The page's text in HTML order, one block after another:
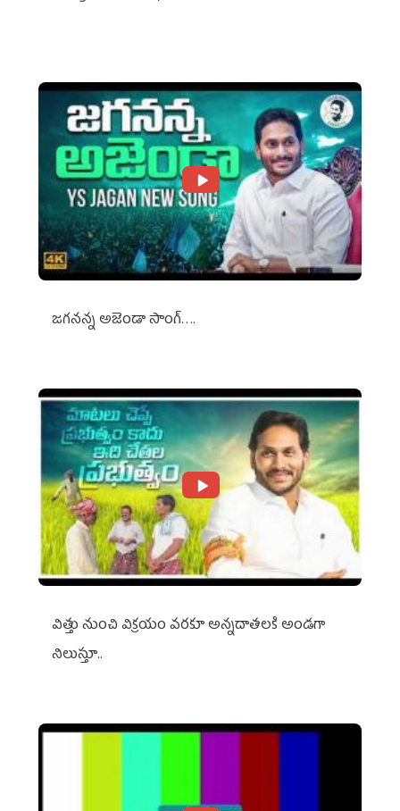
జగనన్న అజెండా సాంగ్….
విత్తు నుంచి విక్రయం వరకూ అన్నదాతలకి అండగా
నిలుస్తూ..